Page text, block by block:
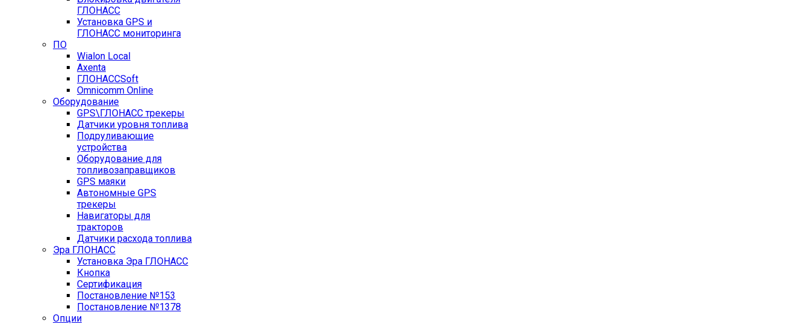
ГЛОНАСС
Установка GPS и
ГЛОНАСС мониторинга
ПО
Wialon Local
Axenta
ГЛОНАССSoft
Оmnicomm Оnline
Оборудование
GPS\ГЛОНАСС трекеры
Датчики уровня топлива
Подруливающие
устройства
Оборудование для
топливозаправщиков
GPS маяки
Автономные GPS
трекеры
Навигаторы для
тракторов
Датчики расхода топлива
Эра ГЛОНАСС
Установка Эра ГЛОНАСС
Кнопка
Сертификация
Постановление №153
Постановление №1378
Опции